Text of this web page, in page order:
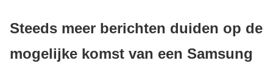
Steeds meer berichten duiden op de
mogelijke komst van een Samsung